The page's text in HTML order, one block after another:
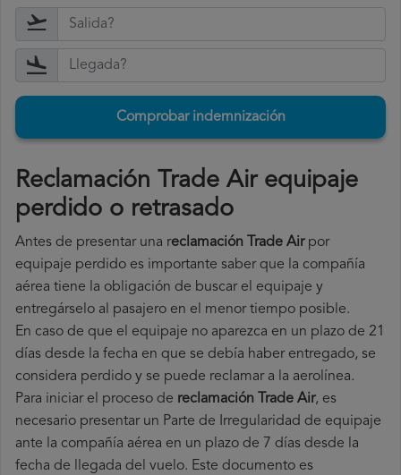
Comprobar indemnización
Reclamación Trade Air equipaje
perdido o retrasado
Antes de presentar una reclamación Trade Airpor
equipaje perdido es importante saber que la compañía
aérea tiene la obligación de buscar el equipaje y
entregárselo al pasajero en el menor tiempo posible.
En caso de que el equipaje no aparezca en un plazo de 21
días desde la fecha en que se debía haber entregado, se
considera perdido y se puede reclamar a la aerolínea.
Para iniciar el proceso de reclamación Trade Air, es
necesario presentar un Parte de Irregularidad de equipaje
ante la compañía aérea en un plazo de 7 días desde la
fecha de llegada del vuelo. Este documento es